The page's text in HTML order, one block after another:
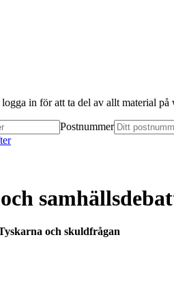
in för att ta del av allt material på
Postnummer
och skuldfrågan